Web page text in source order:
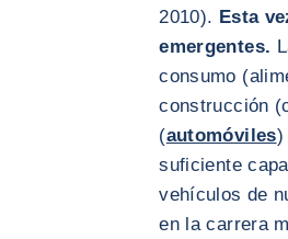
2010). Esta
emergentes.
consumo
construcción
(automóviles)
suficiente
vehículos de
en la carrera